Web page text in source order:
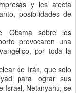
y les afecta
posibilidades de
Obama sobre los
provocaron una
por toda la
de Irán, que solo
para lograr sus
Israel, Netanyahu, se